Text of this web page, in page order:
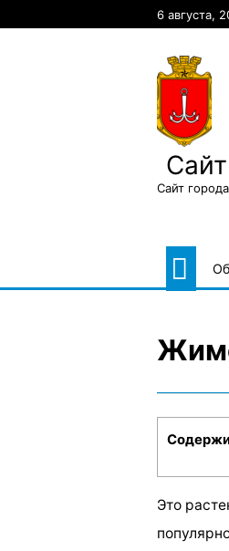
6 августа,
Сайт
Это